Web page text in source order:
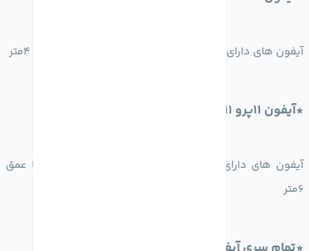
آیفون های دارای گواهی ip68 مقاومت 30دقیقه ای تا عمق 4متر
*آیفون 11پرو 11پرومکس
آیفون های دارای گواهی ip68 و مقاومت 30دقیقه ای تا عمق
6متر